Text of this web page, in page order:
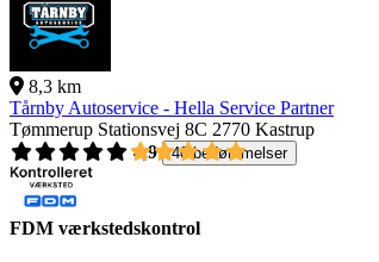
8,3 km
Tårnby Autoservice - Hella Service Partner
Tømmerup Stationsvej 8C 2770 Kastrup
4,9
40 bedømmelser
FDM værkstedskontrol